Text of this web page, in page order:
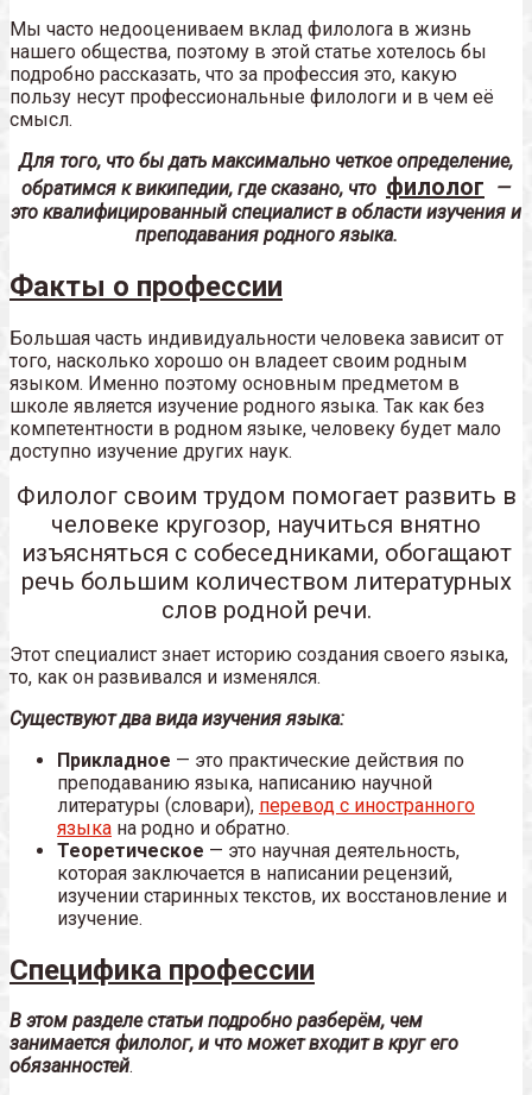
Мы часто недооцениваем вклад филолога в жизнь
нашего общества, поэтому в этой статье хотелось бы
подробно рассказать, что за профессия это, какую
пользу несут профессиональные филологи и в чем её
смысл.
Для того, что бы дать максимально четкое определение,
обратимся к википедии, где сказано, что филолог
—
это квалифицированный специалист в области изучения и
преподавания родного языка.
Факты о профессии
Большая часть индивидуальности человека зависит от
того, насколько хорошо он владеет своим родным
языком. Именно поэтому основным предметом в
школе является изучение родного языка. Так как без
компетентности в родном языке, человеку будет мало
доступно изучение других наук.
Филолог своим трудом помогает развить в
человеке кругозор, научиться внятно
изъясняться с собеседниками, обогащают
речь большим количеством литературных
слов родной речи.
Этот специалист знает историю создания своего языка,
то, как он развивался и изменялся.
Существуют два вида изучения языка:
Прикладное — это практические действия по
преподаванию языка, написанию научной
литературы (словари), перевод с иностранного
языка на родно и обратно.
Теоретическое — это научная деятельность,
которая заключается в написании рецензий,
изучении старинных текстов, их восстановление и
изучение.
Специфика профессии
В этом разделе статьи подробно разберём, чем
занимается филолог, и что может входит в круг его
обязанностей.